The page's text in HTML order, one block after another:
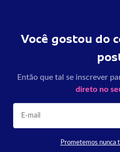
Você gostou do
Então que tal se inscrever
direto no
Prometemos nunca